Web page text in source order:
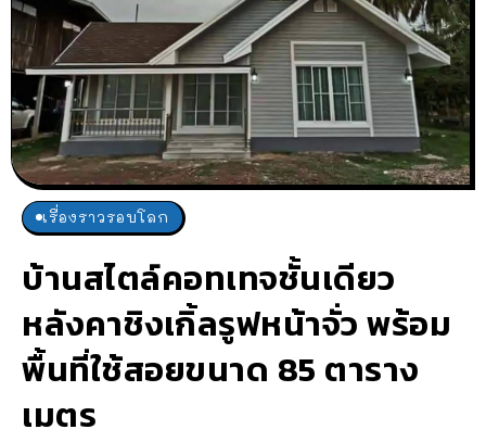
เรื่องราวรอบโลก
บ้านสไตล์คอทเทจชั้นเดียว
หลังคาชิงเกิ้ลรูฟหน้าจั่ว พร้อม
พื้นที่ใช้สอยขนาด 85 ตาราง
เมตร